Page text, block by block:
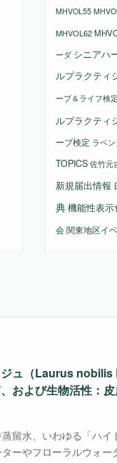
MHVOL55
MHVOL62
ーダ シニアハ
ルプラクティ
ーブ＆ライフ検定
ルプラクティ
ーブ検定 ラベ
TOPICS佐竹元
新規届出情報
典機能性表示
会関東地区イ
ュ（Laurus nobilis
および生物活性：
留水、いわゆる「ハイ
ーやフローラルウォー